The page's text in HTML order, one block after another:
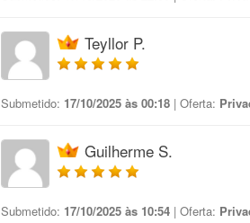
Teyllor P.
Submetido: 17/10/2025 às 00:18 | Oferta:
Guilherme S.
Submetido: 17/10/2025 às 10:54 | Oferta: